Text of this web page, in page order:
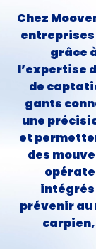
Chez
entreprises
grâce
l’expertise
de
gants
une
et
des
intégrés
prévenir au
carpien,